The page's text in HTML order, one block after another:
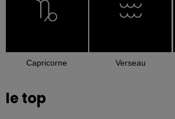
Capricorne Verseau
le top